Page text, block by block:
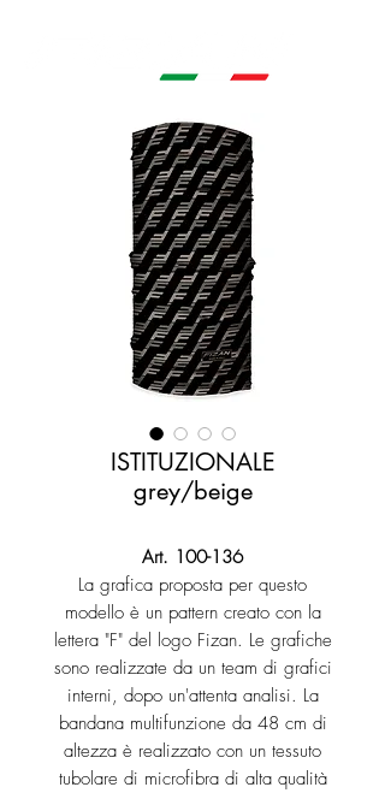
ISTITUZIONALE
grey/beige
Art. 100-136
La grafica proposta per questo
modello è un pattern creato con la
lettera "F" del logo Fizan. Le grafiche
sono realizzate da un team di grafici
interni, dopo un'attenta analisi. La
bandana multifunzione da 48 cm di
altezza è realizzato con un tessuto
tubolare di microfibra di alta qualità